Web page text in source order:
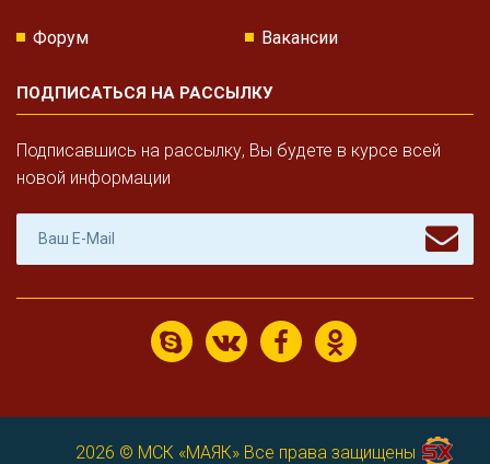
Форум Вакансии
ПОДПИСАТЬСЯ НА РАССЫЛКУ
Подписавшись на рассылку, Вы будете в курсе всей
новой информации
2026 © МСК «МАЯК»Все права защищены